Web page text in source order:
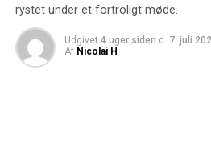
rystet under et fortroligt møde.
Udgivet 4 uger siden d. 7. juli
Af Nicolai H